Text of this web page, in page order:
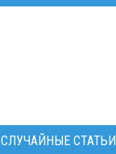
СЛУЧАЙНЫЕ СТАТЬИ